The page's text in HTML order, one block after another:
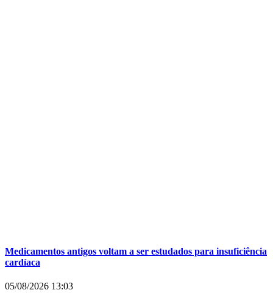
Medicamentos antigos voltam a ser estudados para insuficiência
cardíaca
05/08/2026 13:03